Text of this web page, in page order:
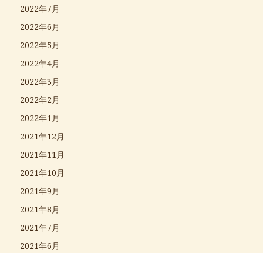
2022年7月
2022年6月
2022年5月
2022年4月
2022年3月
2022年2月
2022年1月
2021年12月
2021年11月
2021年10月
2021年9月
2021年8月
2021年7月
2021年6月